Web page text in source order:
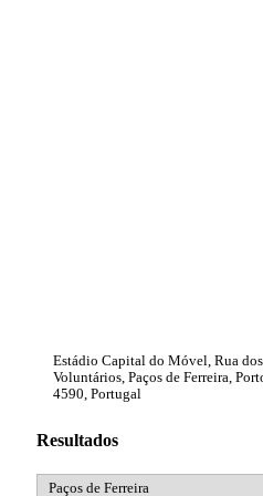
Estádio Capital do Móvel, Rua
Voluntários, Paços de Ferreira,
4590, Portugal
Resultados